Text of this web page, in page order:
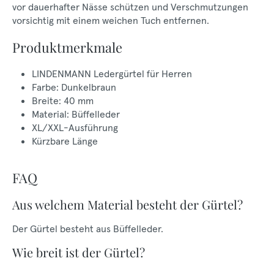
vor dauerhafter Nässe schützen und Verschmutzungen
vorsichtig mit einem weichen Tuch entfernen.
Produktmerkmale
LINDENMANN Ledergürtel für Herren
Farbe: Dunkelbraun
Breite: 40 mm
Material: Büffelleder
XL/XXL-Ausführung
Kürzbare Länge
FAQ
Aus welchem Material besteht der Gürtel?
Der Gürtel besteht aus Büffelleder.
Wie breit ist der Gürtel?